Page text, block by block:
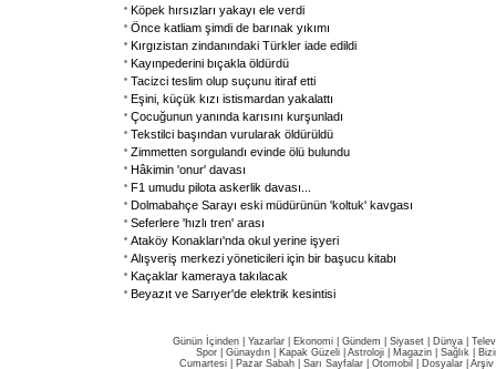
Köpek hırsızları yakayı ele verdi
Önce katliam şimdi de barınak yıkımı
Kırgızistan zindanındaki Türkler iade edildi
Kayınpederini bıçakla öldürdü
Tacizci teslim olup suçunu itiraf etti
Eşini, küçük kızı istismardan yakalattı
Çocuğunun yanında karısını kurşunladı
Tekstilci başından vurularak öldürüldü
Zimmetten sorgulandı evinde ölü bulundu
Hâkimin 'onur' davası
F1 umudu pilota askerlik davası...
Dolmabahçe Sarayı eski müdürünün 'koltuk' kavgası
Seferlere 'hızlı tren' arası
Ataköy Konakları'nda okul yerine işyeri
Alışveriş merkezi yöneticileri için bir başucu kitabı
Kaçaklar kameraya takılacak
Beyazıt ve Sarıyer'de elektrik kesintisi
Günün İçinden Yazarlar Ekonomi Gündem Siyaset Dünya |
Spor
Günaydın Kapak Güzeli Astroloji Magazin Sağlık
Cumartesi
Pazar Sabah Sarı Sayfalar Otomobil Dosyalar Arşiv